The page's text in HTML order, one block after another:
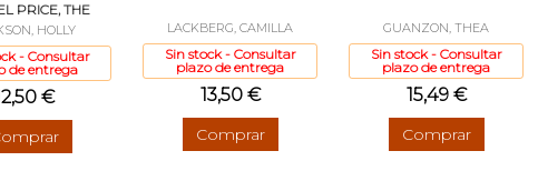
PRICE, THE
HOLLY
- Consultar
de entrega
€
LACKBERG, CAMILLA
Sin stock - Consultar
plazo de entrega
13,50 €
Comprar
GUANZON, THEA
Sin stock - Consultar
plazo de entrega
15,49 €
Comprar